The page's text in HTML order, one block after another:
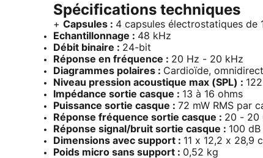
Spécifications techniques
+ Capsules : 4 capsules électrostatiques de
Echantillonnage : 48 kHz
Débit binaire : 24-bit
Réponse en fréquence : 20 Hz - 20 kHz
Diagrammes polaires : Cardioïde,
Niveau pression acoustique max (SPL) :
Impédance sortie casque : 13 à 16 ohms
Puissance sortie casque : 72 mW RMS par
Réponse fréquence sortie casque : 20 - 20
Réponse signal/bruit sortie casque : 100 dB
Dimensions avec support : 11 x 12,2 x 28,9
Poids micro sans support : 0,52 kg